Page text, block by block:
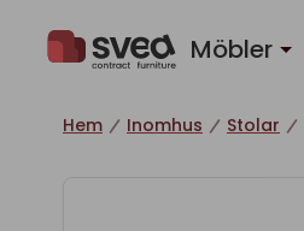
Möbler
Hem Inomhus Stolar